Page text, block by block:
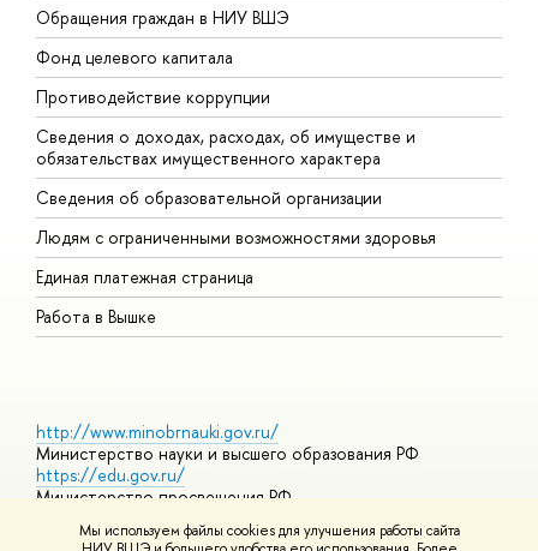
Мы используем файлы cookies для улучшения работы сайта
Обращения граждан в НИУ ВШЭ
Фонд целевого капитала
Противодействие коррупции
Сведения о доходах, расходах, об имуществе и
обязательствах имущественного характера
Сведения об образовательной организации
Людям с ограниченными возможностями здоровья
Единая платежная страница
Работа в Вышке
http://www.minobrnauki.gov.ru/
Министерство науки и высшего образования РФ
https://edu.gov.ru/
Министерство просвещения РФ
https://elearning.hse.ru/mooc
Массовые открытые онлайн-курсы